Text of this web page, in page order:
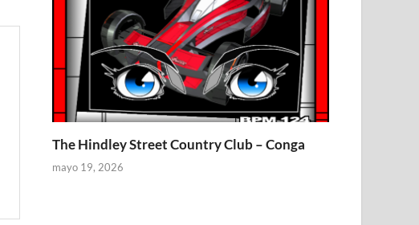
The Hindley Street Country Club – Conga
mayo 19, 2026